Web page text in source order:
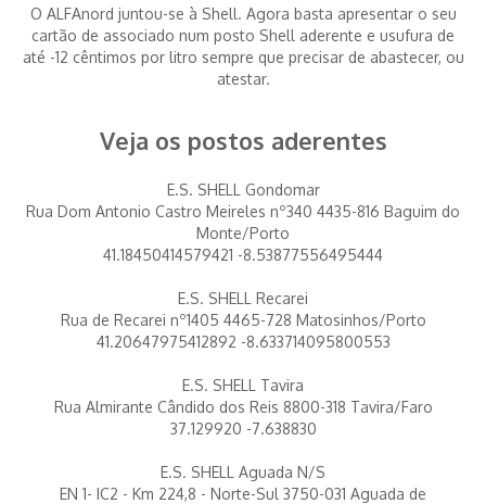
O ALFAnord juntou-se à Shell. Agora basta apresentar o seu
cartão de associado num posto Shell aderente e usufura de
até -12 cêntimos por litro sempre que precisar de abastecer, ou
atestar.
Veja os postos aderentes
E.S. SHELL Gondomar
Rua Dom Antonio Castro Meireles nº340 4435-816 Baguim do
Monte/Porto
41.18450414579421 -8.53877556495444
E.S. SHELL Recarei
Rua de Recarei nº1405 4465-728 Matosinhos/Porto
41.20647975412892 -8.633714095800553
E.S. SHELL Tavira
Rua Almirante Cândido dos Reis 8800-318 Tavira/Faro
37.129920 -7.638830
E.S. SHELL Aguada N/S
EN 1- IC2 - Km 224,8 - Norte-Sul 3750-031 Aguada de